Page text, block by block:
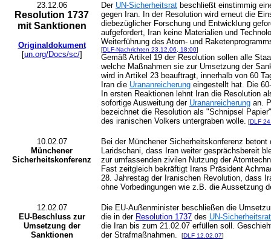
23.12.06
Resolution 1737
mit Sanktionen
Originaldokument
[un.org/Docs/sc/]
Der UN-Sicherheitsrat beschließt einstimmig
gegen Iran. In der Resolution wird erneut die
diebezüglicher Forschung und Entwicklung
aufgefordert, Iran keine Materialien und
Weiterführung des Atom- und
[DLF-Nachrichten 23.12.06, 18:00]
Gemäß Artikel 19 der Resolution sollen alle
welche Maßnahmen sie zur Umsetzung der
wird in Artikel 23 beauftragt, innerhalb von 60
Iran die Urananreicherung eingestellt hat. Die
In ersten Reaktionen lehnt Iran die Resolution
sofortige Ausweitung der Urananreicherung an.
bezeichnet die Resolution als "Schnipsel
des iranischen Volkers untergraben wolle. [DLF
10.02.07
Münchener
Sicherheitskonferenz
Bei der Münchener Sicherheitskonferenz
Laridschani, dass Iran weiter gesprächsbereit
zur umfassenden zivilen Nutzung der
Fast zeitgleich bekräftigt Irans Präsident
28. Jahrestag der Iranischen Revolution, dass
ohne Vorbedingungen wie z.B. die Aussetzung
12.02.07
EU-Beschluss zur
Umsetzung der
Sanktionen
Die EU-Außenminister beschließen die
die in der Resolution 1737 des UN-Sicherheitsrat
die Iran bis zum 21.02.07 erfüllen soll.
der Strafmaßnahmen.
[DLF 12.02.07]